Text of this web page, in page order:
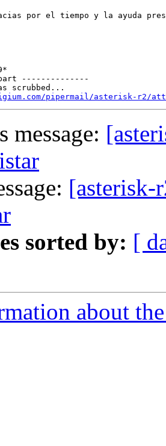
por el tiempo y la ayuda
--------------
scrubbed...
pipermail/asterisk-r2/
message:
[asterisk-
sorted by: [
about